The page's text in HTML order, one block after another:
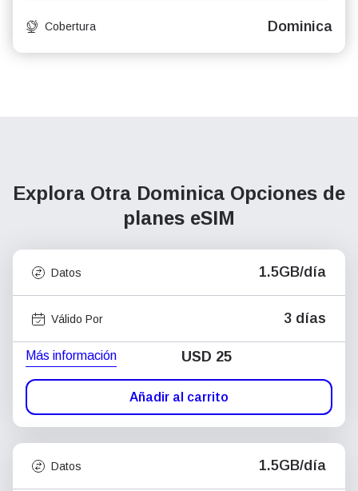
Cobertura Dominica
Explora Otra Dominica Opciones de
planes eSIM
Datos 1.5GB/día
Válido Por 3 días
Más información USD 25
Añadir al carrito
Datos 1.5GB/día